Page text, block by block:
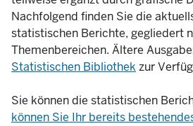
Nachfolgend finden Sie die
statistischen Berichte, gegliedert
Themenbereichen. Ältere
Statistischen Bibliothek zur
Sie können die statistischen
können Sie Ihr bereits